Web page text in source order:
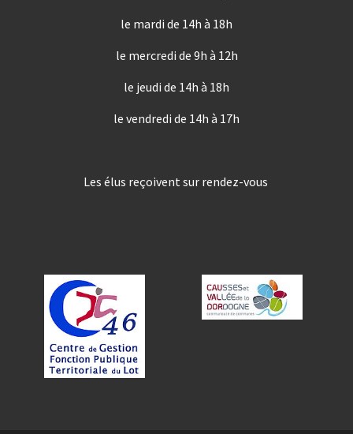
le mardi de 14h à 18h
le mercredi de 9h à 12h
le jeudi de 14h à 18h
le vendredi de 14h à 17h
Les élus reçoivent sur rendez-vous